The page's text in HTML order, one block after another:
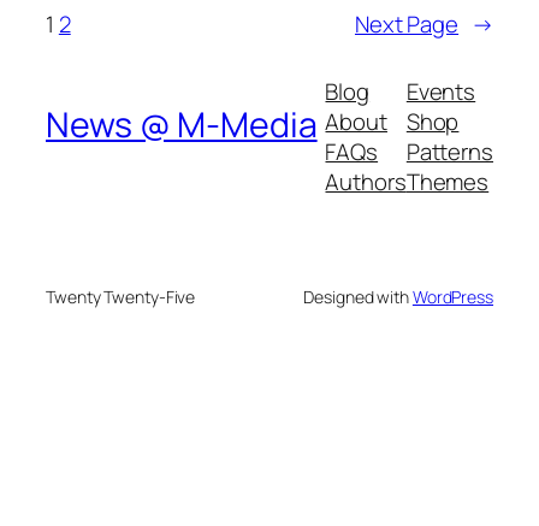
1 2 Next Page →
News @ M-Media
Blog
About
FAQs
Authors
Events
Shop
Patterns
Themes
Twenty Twenty-Five Designed withWordPress